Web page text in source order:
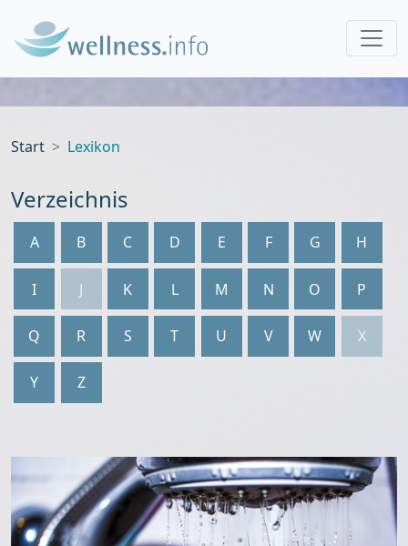
Start Lexikon
Verzeichnis
A B C D E F G H
I J K L M N O P
Q R S T U V W X
Y Z